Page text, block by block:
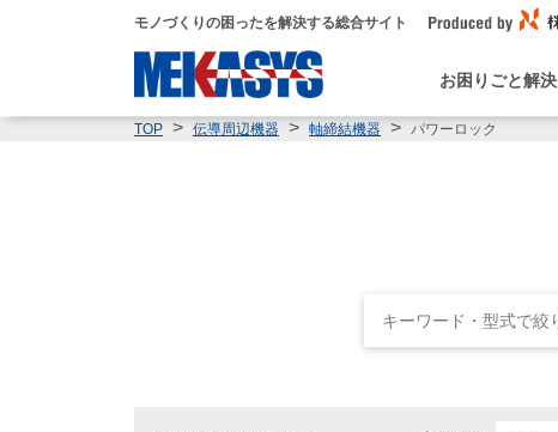
モノづくりの困ったを解決する総合サイト
お困りごと解決
TOP 伝導周辺機器 軸締結機器 パワーロック